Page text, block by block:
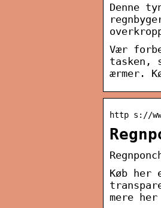
Denne
Vær
tasken,
ærmer.
http s://
Køb
mere